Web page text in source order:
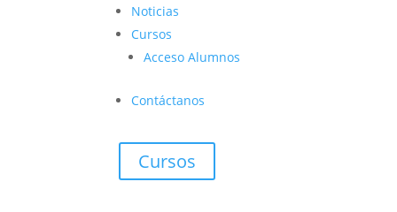
Noticias
Cursos
Acceso Alumnos
Contáctanos
Cursos